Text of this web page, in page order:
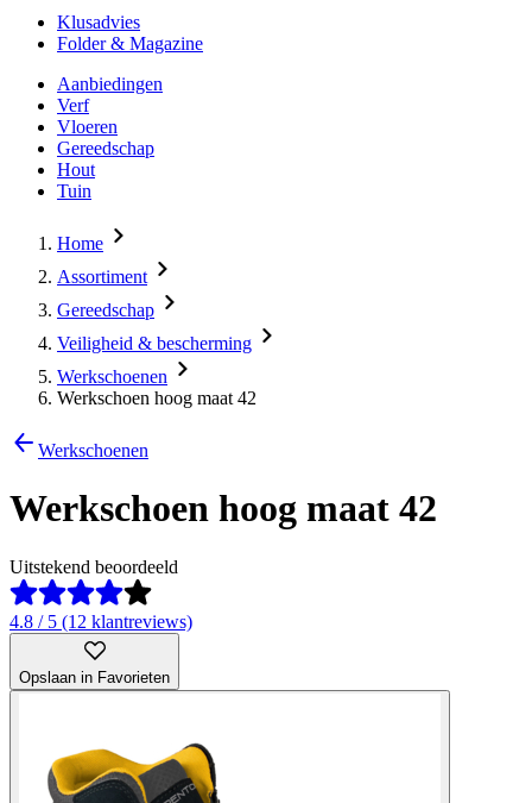
Klusadvies
Folder & Magazine
Aanbiedingen
Verf
Vloeren
Gereedschap
Hout
Tuin
Home
Assortiment
Gereedschap
Veiligheid & bescherming
Werkschoenen
Werkschoen hoog maat 42
Werkschoenen
Werkschoen hoog maat 42
Uitstekend beoordeeld
4.8 / 5 (12 klantreviews)
Opslaan in Favorieten